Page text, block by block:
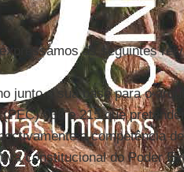
as seguintes
junto a sua base para o
038 e 215 que
a competência
constitucional do Poder